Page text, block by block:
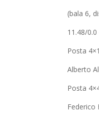
(bala
11.48/
Alberto
Federico